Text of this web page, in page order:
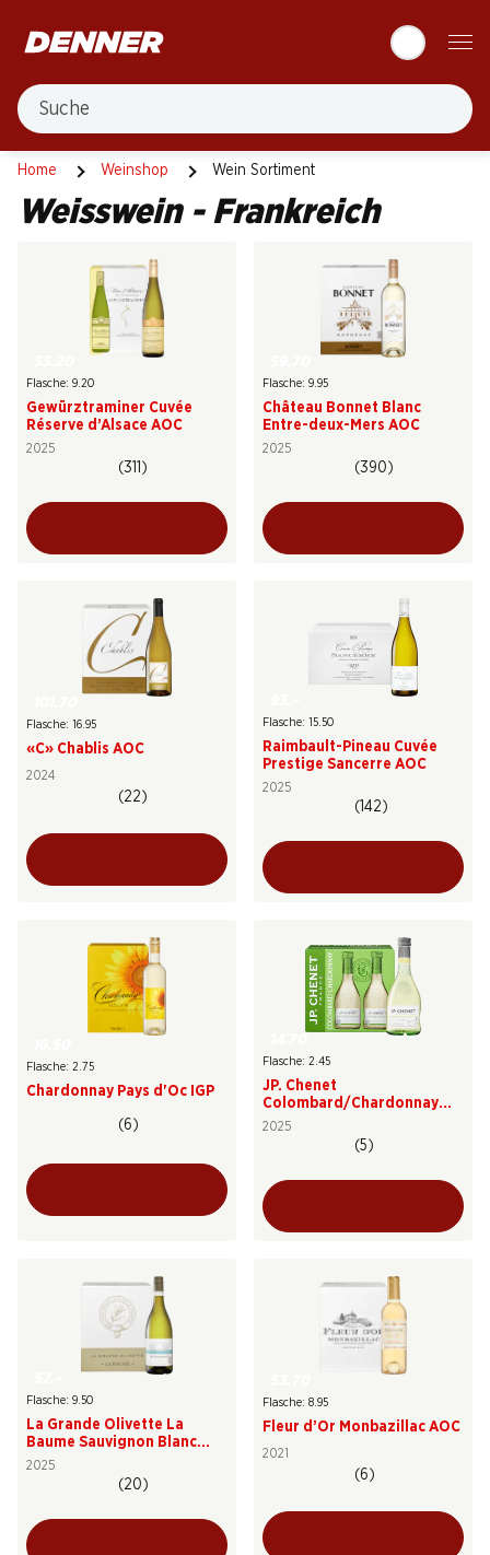
Suche
Home Weinshop Wein Sortiment
Weisswein - Frankreich
Frankreich
Flasche: 9.20
Gewürztraminer Cuvée
Réserve d’Alsace AOC
2025
(311)
Flasche: 9.95
Château Bonnet Blanc
Entre-deux-Mers AOC
2025
(390)
Flasche: 16.95
«C» Chablis AOC
2024
(22)
Flasche: 15.50
Raimbault-Pineau Cuvée
Prestige Sancerre AOC
2025
(142)
Flasche: 2.75
Chardonnay Pays d'Oc IGP
(6)
Flasche: 2.45
JP. Chenet
Colombard/Chardonnay
Pays d'Oc IGP
2025
(5)
Flasche: 9.50
La Grande Olivette La
Baume Sauvignon Blanc
Pays d’Oc IGP
2025
(20)
Flasche: 8.95
Fleur d’Or Monbazillac AOC
2021
(6)